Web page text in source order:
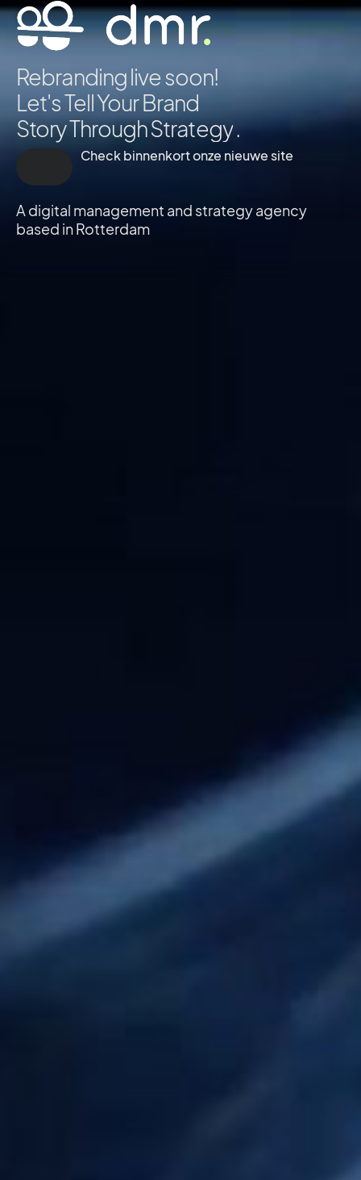
Rebranding live soon!
Let's Tell Your Brand
Story ThroughStrategy .
Check binnenkort onze nieuwe site
A digital management and strategy agency
based in Rotterdam